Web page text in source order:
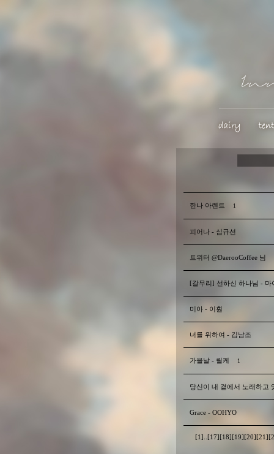
한나 아렌트 1
피어나 - 심규선
트위터 @DaerooCoffee 님
[갈무리] 선하신 하나님 - 마
미아 - 이훤
너를 위하여 - 김남조
가을날 - 릴케 1
당신이 내 곁에서 노래하고
Grace - OOHYO
[1] [17] [18] [19] [20] [21]